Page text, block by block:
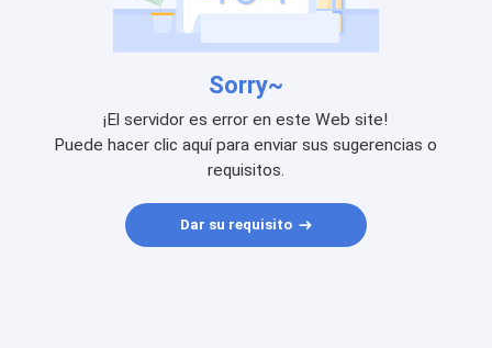
Sorry~
¡El servidor es error en este Web site!
Puede hacer clic aquí para enviar sus sugerencias o
requisitos.
Dar su requisito